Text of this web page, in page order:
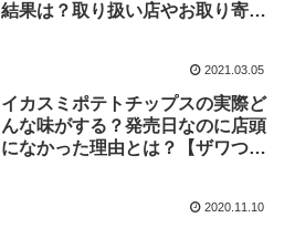
結果は？取り扱い店やお取り寄せ
2021.03.05
イカスミポテトチップスの実際ど
んな味がする？発売日なのに店頭
になかった理由とは？【ザワつく
2020.11.10